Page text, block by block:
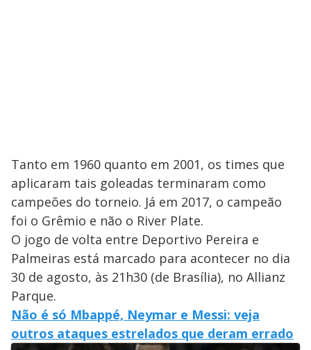
Tanto em 1960 quanto em 2001, os times que
aplicaram tais goleadas terminaram como
campeões do torneio. Já em 2017, o campeão
foi o Grêmio e não o River Plate.
O jogo de volta entre Deportivo Pereira e
Palmeiras está marcado para acontecer no dia
30 de agosto, às 21h30 (de Brasília), no Allianz
Parque.
Não é só Mbappé, Neymar e Messi: veja
outros ataques estrelados que deram errado